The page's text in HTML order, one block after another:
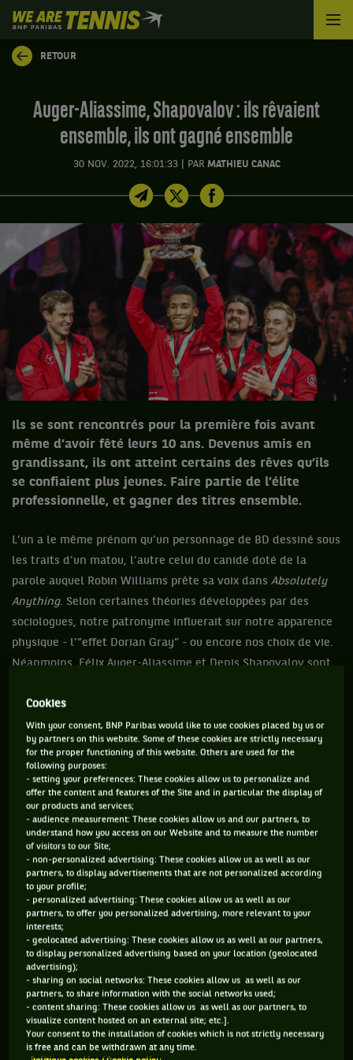
We
are
Tennis
by
Accueil
RETOUR
Auger-Aliassime, Shapovalov : ils rêvaient
ensemble, ils ont gagné ensemble
30 NOV. 2022, 16:01:33 PAR MATHIEU CANAC
Ils se sont rencontrés pour la première fois avant
même d’avoir fêté leurs 10 ans. Devenus amis en
grandissant, ils ont atteint certains des rêves qu’ils
se confiaient plus jeunes. Faire partie de l’élite
professionnelle, et gagner des titres ensemble.
L’un a le même prénom qu’un personnage de BD dessiné sous
les traits d’un matou, l’autre celui du canidé doté de la
parole auquel Robin Williams prête sa voix dans Absolutely
Anything. Selon certaines théories développées par des
sociologues, notre patronyme influerait sur notre apparence
physique - l’”effet Dorian Gray” - ou encore nos choix de vie.
Néanmoins, Félix Auger-Aliassime et Denis Shapovalov sont
N’ayant qu’un an d’écart, les deux Canadiens se connaissent
depuis leurs premiers pas dans le tennis.
En début de saison, grâce à “leur alchimie incroyable
crite par le surnommé “Shapo”, les deux hommes ont permis
à leur pays de glaner son premier titre par équipe : l’ATP Cu
. Dimanche, après avoir chacun gagné leur simple face à
l’Australie, ils ont offert le deuxième : la Coupe Davis. “On se
connaît depuis nos 7, 8 ans , a commenté “FAA” lors de
l’interview sur le court, après son succès 6/3 6/4 contre Alex
De Minaur pour apporter le point du sacre.On rêvait de jouer
les plus grands tournois, de gagner des matchs comme ceux-
ci et de remporter la Coupe Davis.” “On en rêvait depuis les
juniors”, a confirmé son acolyte.
Vous devez accepter les cookies de type
"Réseaux sociaux" pour pouvoir accéder à ce
Cookies
With your consent, BNP Paribas would like to use cookies placed by us or
by partners on this website. Some of these cookies are strictly necessary
for the proper functioning of this website. Others are used for the
following purposes:
- setting your preferences: These cookies allow us to personalize and
offer the content and features of the Site and in particular the display of
our products and services;
- audience measurement: These cookies allow us and our partners, to
understand how you access on our Website and to measure the number
of visitors to our Site;
- non-personalized advertising: These cookies allow us as well as our
partners, to display advertisements that are not personalized according
to your profile;
- personalized advertising: These cookies allow us as well as our
partners, to offer you personalized advertising, more relevant to your
interests;
- geolocated advertising: These cookies allow us as well as our partners,
to display personalized advertising based on your location (geolocated
advertising);
- sharing on social networks: These cookies allow us as well as our
partners, to share information with the social networks used;
- content sharing: These cookies allow us as well as our partners, to
visualize content hosted on an external site; etc.].
Your consent to the installation of cookies which is not strictly necessary
is free and can be withdrawn at any time.